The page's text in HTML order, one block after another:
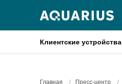
Клиентские устройства
Главная / Пресс-центр /